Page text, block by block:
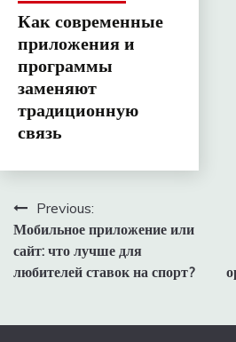
Как современные
приложения и
программы
заменяют
традиционную
связь
Навигация
по
записям
Previous:
Мобильное приложение или
сайт: что лучше для
любителей ставок на спорт?